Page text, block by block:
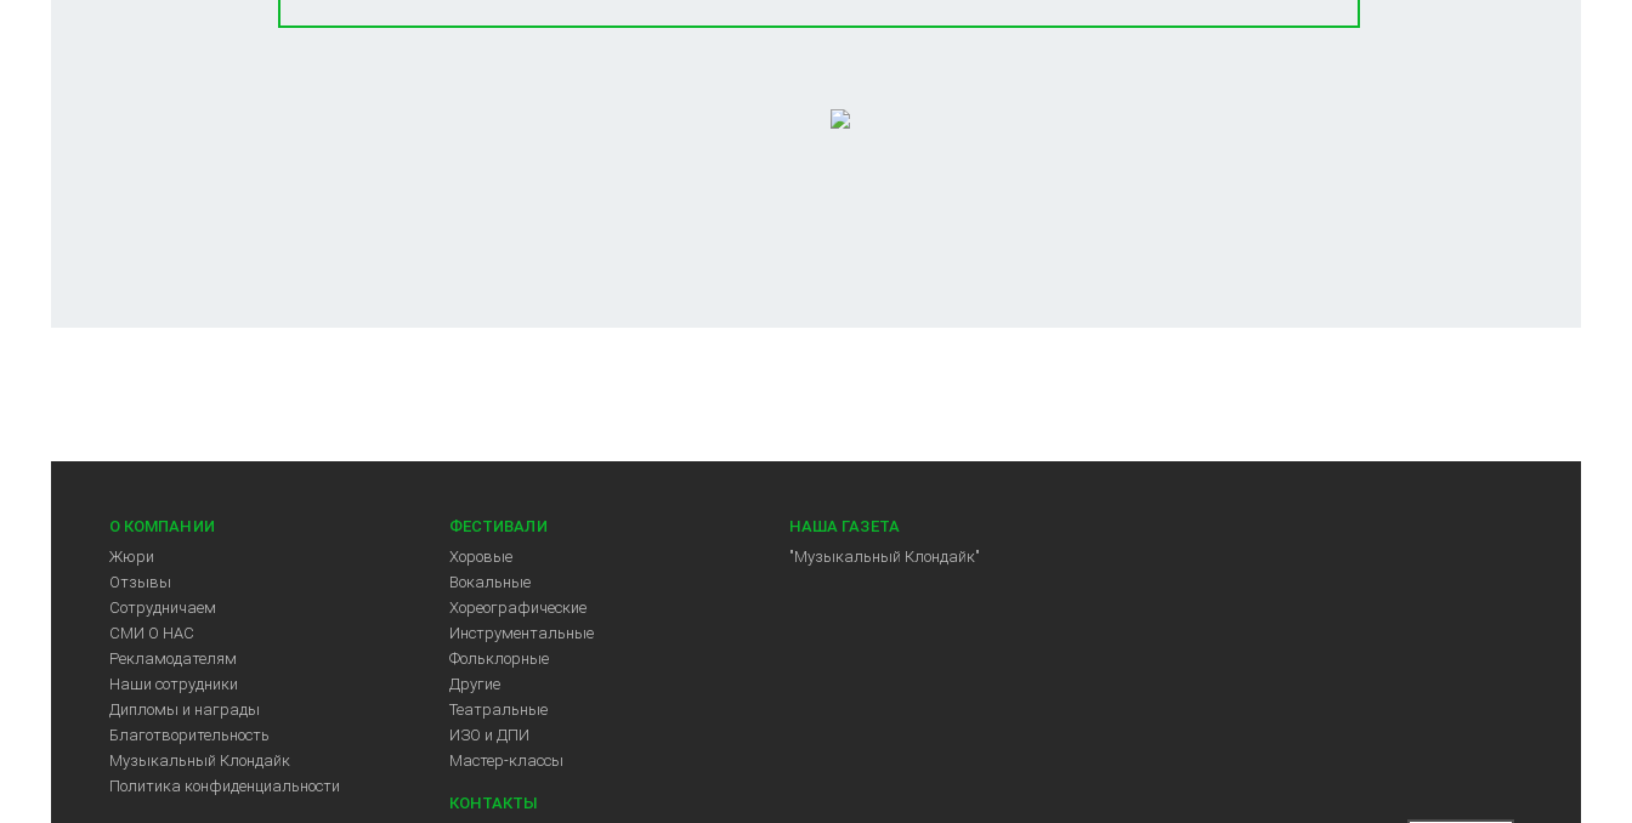
О КОМПАНИИ
Жюри
Отзывы
Сотрудничаем
СМИ О НАС
Рекламодателям
Наши сотрудники
Дипломы и награды
Благотворительность
Музыкальный Клондайк
Политика конфиденциальности
ФЕСТИВАЛИ
Хоровые
Вокальные
Хореографические
Инструментальные
Фольклорные
Другие
Театральные
ИЗО и ДПИ
Мастер-классы
КОНТАКТЫ
НАША ГАЗЕТА
"Музыкальный Клондайк"